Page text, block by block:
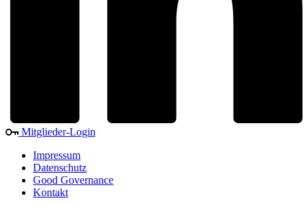
Mitglieder-Login
Impressum
Datenschutz
Good Governance
Kontakt